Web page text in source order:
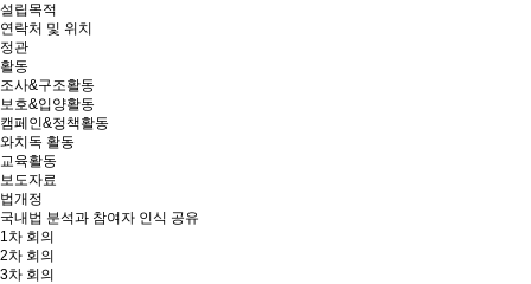
설립목적
연락처 및 위치
정관
활동
조사&구조활동
보호&입양활동
캠페인&정책활동
와치독 활동
교육활동
보도자료
법개정
국내법 분석과 참여자 인식 공유
1차 회의
2차 회의
3차 회의